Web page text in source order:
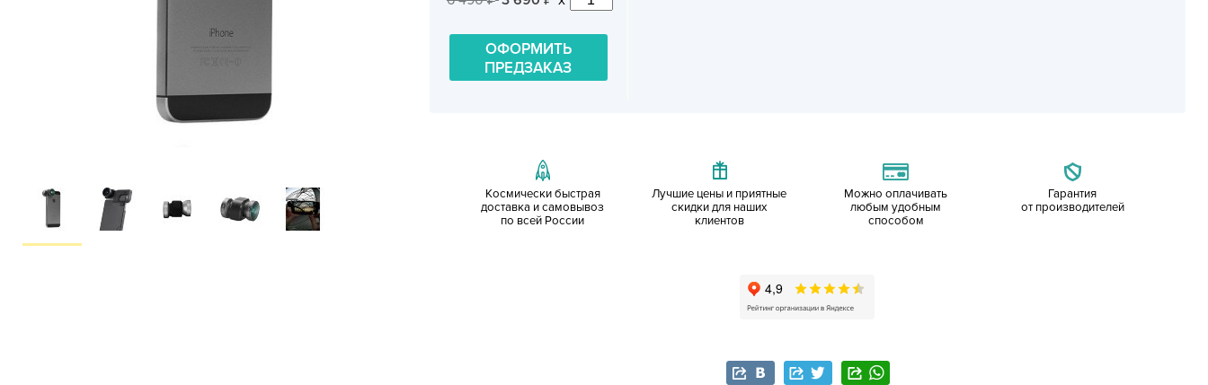
ОФОРМИТЬ
ПРЕДЗАКАЗ
Космически быстрая
доставка и самовывоз
по всей России
Лучшие цены и приятные
скидки для наших
клиентов
Можно оплачивать
любым удобным
способом
Гарантия
от производителей